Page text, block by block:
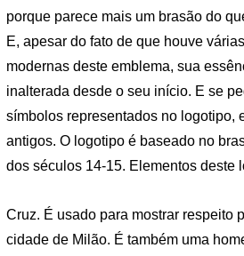
porque parece mais um brasão do
E, apesar do fato de que houve
modernas deste emblema, sua
inalterada desde o seu início. E se
símbolos representados no logotipo,
antigos. O logotipo é baseado no
dos séculos 14-15. Elementos deste
Cruz. É usado para mostrar respeito
cidade de Milão. É também uma